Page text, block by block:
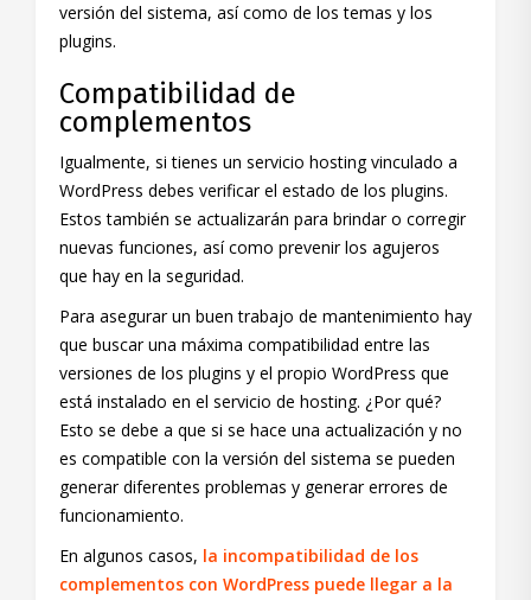
versión del sistema, así como de los temas y los
plugins.
Compatibilidad de
complementos
Igualmente, si tienes un servicio hosting vinculado a
WordPress debes verificar el estado de los plugins.
Estos también se actualizarán para brindar o corregir
nuevas funciones, así como prevenir los agujeros
que hay en la seguridad.
Para asegurar un buen trabajo de mantenimiento hay
que buscar una máxima compatibilidad entre las
versiones de los plugins y el propio WordPress que
está instalado en el servicio de hosting. ¿Por qué?
Esto se debe a que si se hace una actualización y no
es compatible con la versión del sistema se pueden
generar diferentes problemas y generar errores de
funcionamiento.
En algunos casos, la incompatibilidad de los
complementos con WordPress puede llegar a la